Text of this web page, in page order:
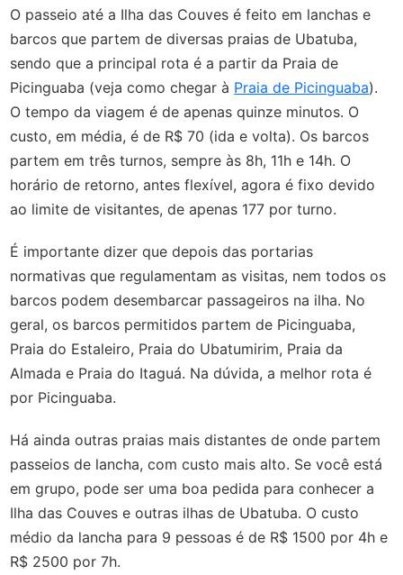
O passeio até a Ilha das Couves é feito em lanchas e
barcos que partem de diversas praias de Ubatuba,
sendo que a principal rota é a partir da Praia de
Picinguaba (veja como chegar à Praia de Picinguaba).
O tempo da viagem é de apenas quinze minutos. O
custo, em média, é de R$ 70 (ida e volta). Os barcos
partem em três turnos, sempre às 8h, 11h e 14h. O
horário de retorno, antes flexível, agora é fixo devido
ao limite de visitantes, de apenas 177 por turno.
É importante dizer que depois das portarias
normativas que regulamentam as visitas, nem todos os
barcos podem desembarcar passageiros na ilha. No
geral, os barcos permitidos partem de Picinguaba,
Praia do Estaleiro, Praia do Ubatumirim, Praia da
Almada e Praia do Itaguá. Na dúvida, a melhor rota é
por Picinguaba.
Há ainda outras praias mais distantes de onde partem
passeios de lancha, com custo mais alto. Se você está
em grupo, pode ser uma boa pedida para conhecer a
Ilha das Couves e outras ilhas de Ubatuba. O custo
médio da lancha para 9 pessoas é de R$ 1500 por 4h e
R$ 2500 por 7h.